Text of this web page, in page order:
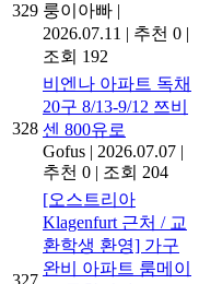
329 룽이아빠 |
2026.07.11 | 추천 0 |
조회 192
328
비엔나 아파트 독채
20구 8/13-9/12 쯔비
센 800유로
Gofus | 2026.07.07 |
추천 0 | 조회 204
[오스트리아
Klagenfurt 근처 / 교
환학생 환영] 가구
완비 아파트 룸메이